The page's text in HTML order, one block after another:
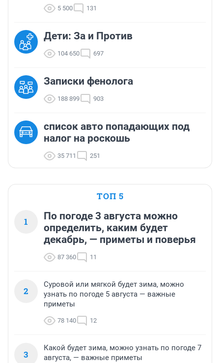
5 500 131
Дети: За и Против
104 650 697
Записки фенолога
188 899 903
список авто попадающих под
налог на роскошь
35 711 251
ТОП 5
1
По погоде 3 августа можно
определить, каким будет
декабрь, — приметы и поверья
87 360 11
2
Суровой или мягкой будет зима, можно
узнать по погоде 5 августа — важные
приметы
78 140 12
3
Какой будет зима, можно узнать по погоде 7
августа, — важные приметы